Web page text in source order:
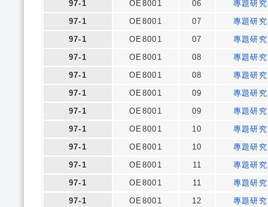
97-1 OE8001 06
專題研究
97-1
OE8001 07
專題研究
97-1
OE8001 07
專題研究
97-1
OE8001 08
專題研究
97-1
OE8001 08
專題研究
97-1
OE8001 09
專題研究
97-1
OE8001 09
專題研究
97-1
OE8001 10
專題研究
97-1
OE8001 10
專題研究
97-1
OE8001 11
專題研究
97-1
OE8001 11
專題研究
97-1
OE8001 12
專題研究